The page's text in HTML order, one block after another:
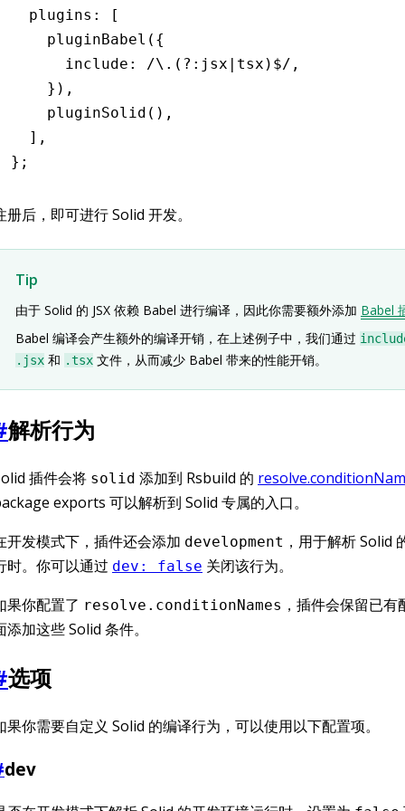
  plugins
:
[
    pluginBabel
({
      include
: /\.(?:jsx | tsx) $/ ,
    })
,
    pluginSolid
() ,
  ]
,
};
册后，即可进行 Solid 开发。
Tip
由于 Solid 的 JSX 依赖 Babel 进行编译，因此你需要额外添加 Babel
Babel 编译会产生额外的编译开销，在上述例子中，我们通过
.jsx 和 .tsx 文件，从而减少 Babel 带来的性能开销。
解析行为
插件会将 solid 添加到 Rsbuild 的
exports 可以解析到 Solid 专属的入口。
开发模式下，插件还会添加 development ，用于解析 Solid
时。你可以通过 dev: false 关闭该行为。
果你配置了 resolve.conditionNames ，插件会保留已
添加这些 Solid 条件。
选项
果你需要自定义 Solid 的编译行为，可以使用以下配置项。
dev